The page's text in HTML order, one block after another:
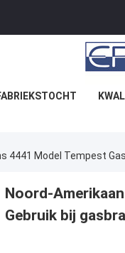
4441 Model Tempest
Noord-
Gebruik bij